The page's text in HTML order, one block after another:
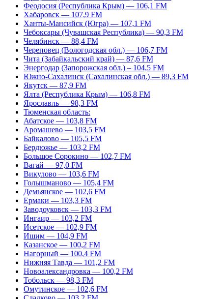
Феодосия (Республика Крым) — 106,1 FM
Хабаровск — 107,9 FM
Ханты-Мансийск (Югра) — 107,1 FM
Чебоксары (Чувашская Республика) — 90,3 FM
Челябинск — 88,4 FM
Череповец (Вологодская обл.) — 106,7 FM
Чита (Забайкальский край) — 87,6 FM
Энергодар (Запорожская обл.) – 104,5 FM
Южно-Сахалинск (Сахалинская обл.) — 89,3 FM
Якутск — 87,9 FM
Ялта (Республика Крым) — 106,8 FM
Ярославль — 98,3 FM
Тюменская область:
Абатское — 103,8 FM
Аромашево — 103,5 FM
Байкалово — 105,5 FM
Бердюжье — 103,2 FM
Большое Сорокино — 102,7 FM
Вагай — 97,0 FM
Викулово — 103,6 FM
Голышманово — 105,4 FM
Демьянское — 102,6 FM
Ермаки — 103,3 FM
Заводоуковск — 103,3 FM
Ингаир — 103,2 FM
Исетское — 102,9 FM
Ишим — 104,9 FM
Казанское — 100,2 FM
Нагорный — 100,4 FM
Нижняя Тавда — 101,2 FM
Новоалександровка — 100,2 FM
Тобольск — 98,3 FM
Омутинское — 102,6 FM